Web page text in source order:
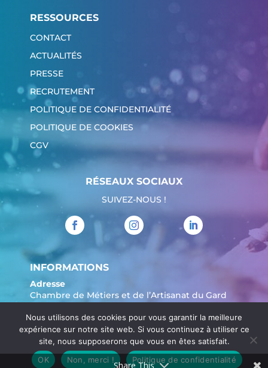
RESSOURCES
CONTACT
ACTUALITÉS
PRESSE
RECRUTEMENT
POLITIQUE DE CONFIDENTIALITÉ
POLITIQUE DE COOKIES
CGV
RÉSEAUX SOCIAUX
SUIVEZ-NOUS !
INFORMATIONS
Adresse
Chambre de Métiers et de l’Artisanat du Gard
904 Avenue Marechal Juin
30908 Nîmes
Tél. :04 66 62 80 00
Share This
Nous utilisons des cookies pour vous garantir la meilleure
expérience sur notre site web. Si vous continuez à utiliser ce
site, nous supposerons que vous en êtes satisfait.
OK
Non, merci ! Politique de confidentialité